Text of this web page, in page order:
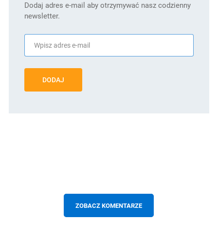
Dodaj adres e-mail aby otrzymywać nasz codzienny
newsletter.
DODAJ
ZOBACZ KOMENTARZE